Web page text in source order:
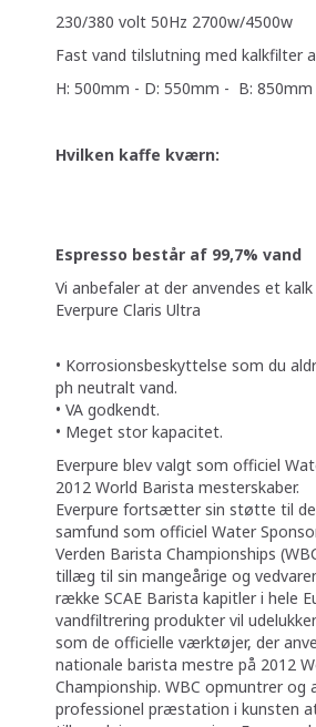
230/380 volt 50Hz 2700w/4500w
Fast vand tilslutning med kalkfilter
H: 500mm - D: 550mm - B:
Hvilken kaffe kværn:
Espresso består af 99,7% vand
Vi anbefaler at der anvendes et
Everpure
• Korrosionsbeskyttelse som du
ph neutralt vand.
• VA godkendt.
• Meget stor kapacitet.
Everpure blev valgt som officiel
2012 World Barista mesterskaber.
Everpure fortsætter sin støtte til
samfund som officiel Water
Verden Barista Championships
tillæg til sin mangeårige og
række SCAE Barista kapitler i hele
vandfiltrering produkter vil
som de officielle værktøjer, der
nationale barista mestre på 2012
Championship. WBC opmuntrer og
professionel præstation i kunsten